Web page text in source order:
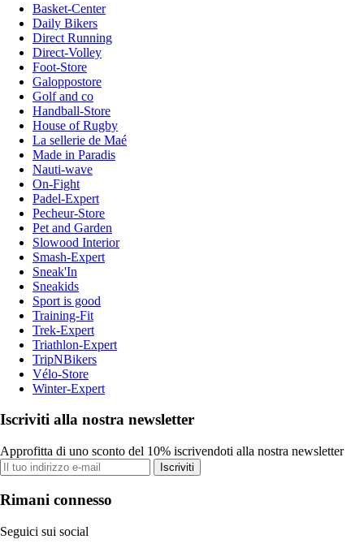
Basket-Center
Daily Bikers
Direct Running
Direct-Volley
Foot-Store
Galoppostore
Golf and co
Handball-Store
House of Rugby
La sellerie de Maé
Made in Paradis
Nauti-wave
On-Fight
Padel-Expert
Pecheur-Store
Pet and Garden
Slowood Interior
Smash-Expert
Sneak'In
Sneakids
Sport is good
Training-Fit
Trek-Expert
Triathlon-Expert
TripNBikers
Vélo-Store
Winter-Expert
Iscriviti alla nostra newsletter
Approfitta di uno sconto del 10% iscrivendoti alla nostra newsletter
Iscriviti
Rimani connesso
Seguici sui social